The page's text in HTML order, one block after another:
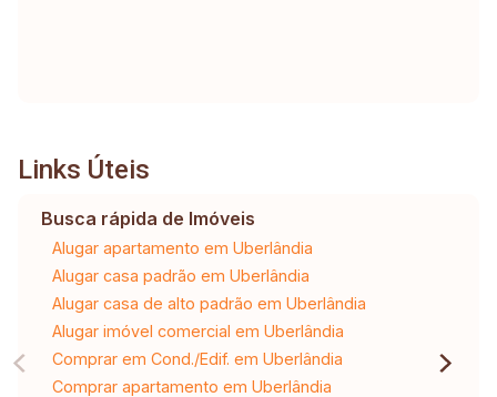
Links Úteis
Busca rápida de Imóveis
Alugar apartamento em Uberlândia
Alugar casa padrão em Uberlândia
Alugar casa de alto padrão em Uberlândia
Alugar imóvel comercial em Uberlândia
Comprar em Cond./Edif. em Uberlândia
Comprar apartamento em Uberlândia